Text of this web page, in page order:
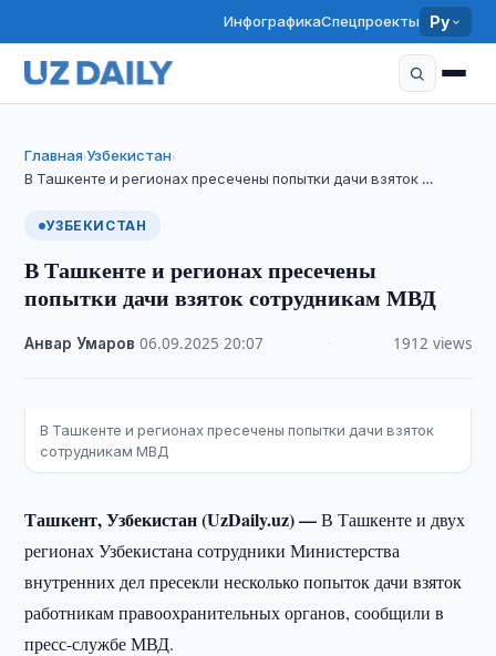
ИнфографикаСпецпроекты Ру
Главная›Узбекистан›
В Ташкенте и регионах пресечены попытки дачи взяток …
УЗБЕКИСТАН
В Ташкенте и регионах пресечены
попытки дачи взяток сотрудникам МВД
Анвар Умаров ·06.09.2025 ·20:07 1912 views
В Ташкенте и регионах пресечены попытки дачи взяток
сотрудникам МВД
Ташкент, Узбекистан (UzDaily.uz) —В Ташкенте и двух
регионах Узбекистана сотрудники Министерства
внутренних дел пресекли несколько попыток дачи взяток
работникам правоохранительных органов, сообщили в
пресс-службе МВД.